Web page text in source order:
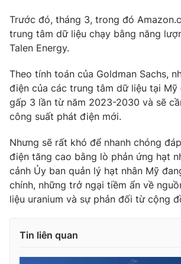
Photo
Video
VTV Money VTV Thể
VTV Sức khoẻ
Thị trường 24h Tấm lòng
VTV4 Vươn
Liên hệ tòa soạn English
Trước đó, tháng 3, trong đó
trung tâm dữ liệu chạy bằng năng
Talen Energy.
Theo tính toán của Goldman Sachs,
điện của các trung tâm dữ liệu tại Mỹ
gấp 3 lần từ năm 2023-2030 và sẽ
công suất phát điện mới.
Nhưng sẽ rất khó để nhanh chóng
điện tăng cao bằng lò phản ứng hạt
cảnh Ủy ban quản lý hạt nhân Mỹ
chính, những trở ngại tiềm ẩn về
liệu uranium và sự phản đối từ cộng
Tin liên quan